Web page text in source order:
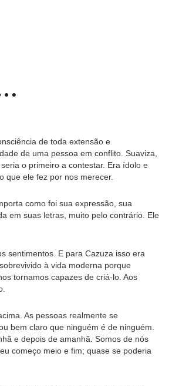
de toda extensão e
de uma pessoa em conflito. Suaviza,
o primeiro a contestar. Era ídolo e
que ele fez por nos merecer.
como foi sua expressão, sua
em suas letras, muito pelo contrário. Ele
sentimentos. E para Cazuza isso era
à vida moderna porque
tornamos capazes de criá-lo. Aos
As pessoas realmente se
bem claro que ninguém é de ninguém.
e depois de amanhã. Somos de nós
começo meio e fim; quase se poderia